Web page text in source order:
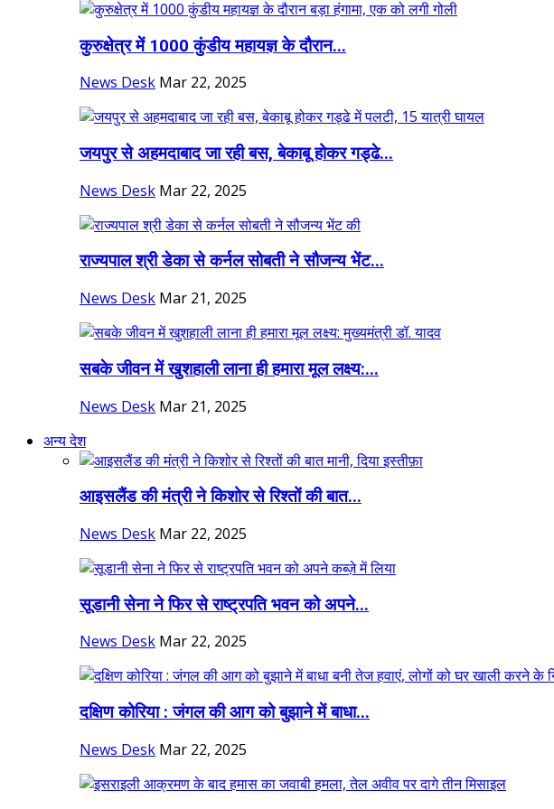
कुरुक्षेत्र में 1000 कुंडीय महायज्ञ के दौरान...
News Desk Mar 22, 2025
जयपुर से अहमदाबाद जा रही बस, बेकाबू होकर गड्ढे...
News Desk Mar 22, 2025
राज्यपाल श्री डेका से कर्नल सोबती ने सौजन्य भेंट...
News Desk Mar 21, 2025
सबके जीवन में खुशहाली लाना ही हमारा मूल लक्ष्य:...
News Desk Mar 21, 2025
अन्य देश
आइसलैंड की मंत्री ने किशोर से रिश्तों की बात...
News Desk Mar 22, 2025
सूडानी सेना ने फिर से राष्ट्रपति भवन को अपने...
News Desk Mar 22, 2025
दक्षिण कोरिया : जंगल की आग को बुझाने में बाधा...
News Desk Mar 22, 2025